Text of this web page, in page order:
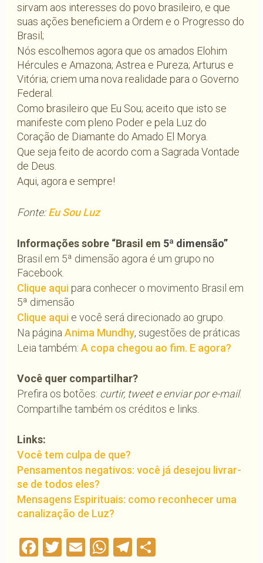
sirvam aos interesses do povo brasileiro, e que
suas ações beneficiem a Ordem e o Progresso do
Brasil;
Nós escolhemos agora que os amados Elohim
Hércules e Amazona; Astrea e Pureza; Arturus e
Vitória; criem uma nova realidade para o Governo
Federal.
Como brasileiro que Eu Sou; aceito que isto se
manifeste com pleno Poder e pela Luz do
Coração de Diamante do Amado El Morya.
Que seja feito de acordo com a Sagrada Vontade
de Deus.
Aqui, agora e sempre!
Fonte:Eu Sou Luz
Informações sobre “Brasil em 5ª dimensão”
Brasil em 5ª dimensão agora é um grupo no
Facebook.
Clique aquipara conhecer o movimento Brasil em
5ª dimensão
Clique aquie você será direcionado ao grupo.
Na página Anima Mundhy, sugestões de práticas
Leia também: A copa chegou ao fim. E agora?
Você quer compartilhar?
Prefira os botões: curtir, tweet e enviar por e-mail.
Compartilhe também os créditos e links.
Links:
Você tem culpa de que?
Pensamentos negativos: você já desejou livrar-
se de todos eles?
Mensagens Espirituais: como reconhecer uma
canalização de Luz?
Facebook
Twitter
EmailWhatsApp
Telegram